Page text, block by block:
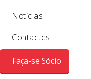
Notícias
Contactos
Faça-se Sócio